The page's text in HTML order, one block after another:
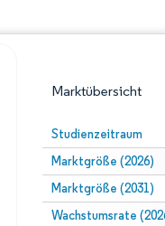
Marktübersicht
Studienzeitraum
Marktgröße (2026)
Marktgröße (2031)
Wachstumsrate